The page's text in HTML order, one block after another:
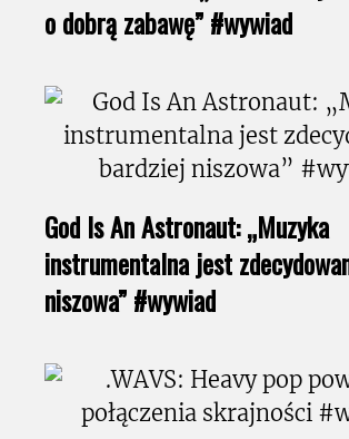
o dobrą zabawę” #wywiad
God Is An Astronaut: „Muzyka
instrumentalna jest
niszowa” #wywiad